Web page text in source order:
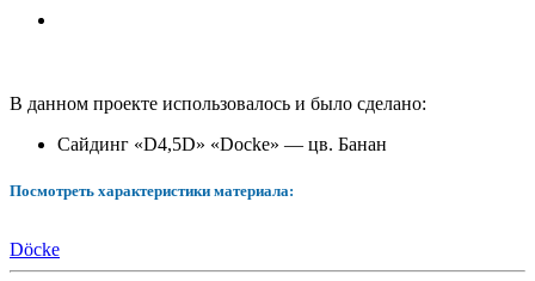
В данном проекте использовалось и было сделано:
Сайдинг «D4,5D» «Docke» — цв. Банан
Посмотреть характеристики материала:
Döcke